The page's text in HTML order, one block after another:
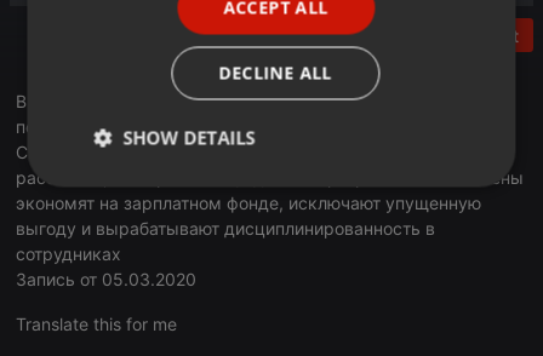
Post
В гостях у «Бизнес ФМ» в программе «Деловое утро»
побывал Ержан Рыскалиев, CEO и со-основатель проекта
Clockster, системы учета рабочего времени. IT-специалист
рассказал, как при помощи данной программы бизнесмены
экономят на зарплатном фонде, исключают упущенную
выгоду и вырабатывают дисциплинированность в
сотрудниках
Запись от 05.03.2020
Translate this for me
ACCEPT ALL
DECLINE ALL
SHOW DETAILS
Strictly
necessary
Targeting Functionality